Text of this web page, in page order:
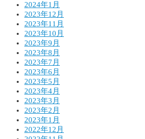
2024年1月
2023年12月
2023年11月
2023年10月
2023年9月
2023年8月
2023年7月
2023年6月
2023年5月
2023年4月
2023年3月
2023年2月
2023年1月
2022年12月